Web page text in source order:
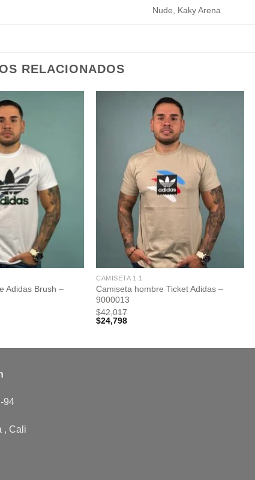
Nude, Kaky Arena
RELACIONADOS
Adidas Brush –
CAMISETA 1.1
Camiseta hombre Ticket Adidas –
9000013
$42,017
$24,798
94
, Cali